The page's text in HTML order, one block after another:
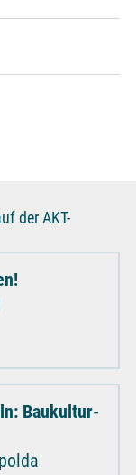
der AKT-
Baukultur-